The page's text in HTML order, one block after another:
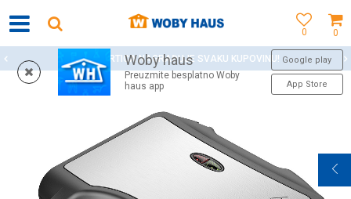
0
0
Woby haus
Preuzmite besplatno Woby
haus app
Google play
App Store
WOBY KARTICA NAGRAĐUJE SVAKU KUPOVINU!